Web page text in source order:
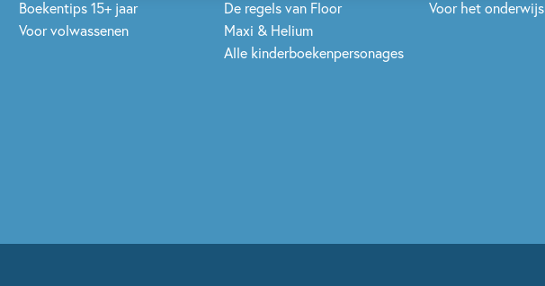
Boekentips 15+ jaar
Voor volwassenen
De regels van Floor
Maxi & Helium
Alle kinderboekenpersonages
Voor het onderwijs